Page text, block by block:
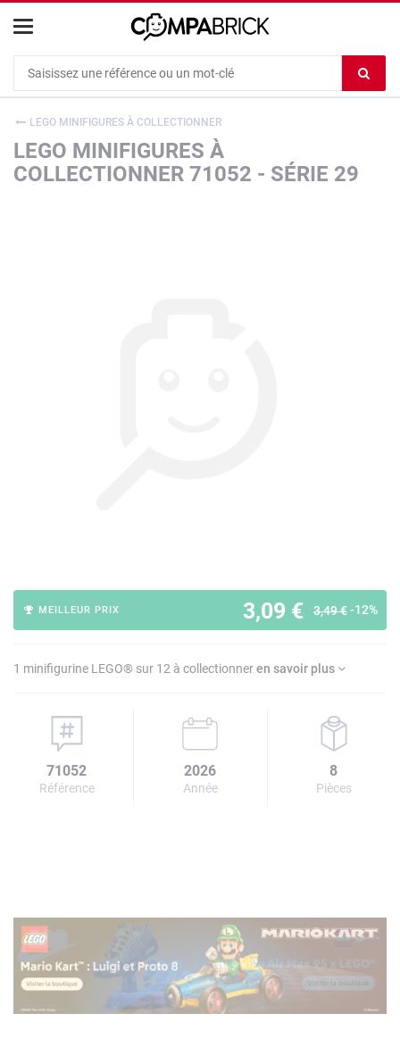
le
LEGO MINIFIGURES À COLLECTIONNER
LEGO MINIFIGURES À
COLLECTIONNER 71052 - SÉRIE 29
3,09 € 3,49 €-12%
MEILLEUR PRIX
1 minifigurine LEGO® sur 12 à collectionneren savoir plus
71052
Référence
2026
Année
8
Pièces
Cookies management panel